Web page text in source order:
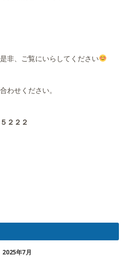
非、ご覧にいらしてください
わせください。
２２２
2025年7月